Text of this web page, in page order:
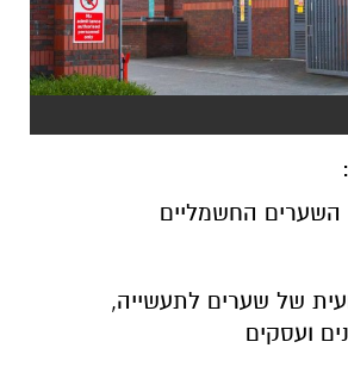
השערים החשמליים
של שערים לתעשייה,
ועסקים